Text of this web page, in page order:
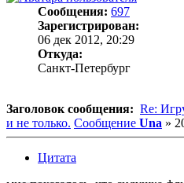
Сообщения: 697
Зарегистрирован:
06 дек 2012, 20:29
Откуда:
Санкт-Петербург
Заголовок сообщения: Re:
и не только. Сообщение Una »
Цитата